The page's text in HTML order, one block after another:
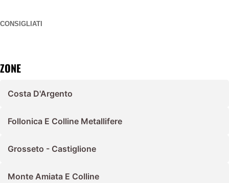
CONSIGLIATI
ZONE
Costa D'Argento
Follonica E Colline Metallifere
Grosseto - Castiglione
Monte Amiata E Colline